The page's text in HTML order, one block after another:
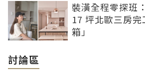
裝潢全程零探班
17 坪北歐三房
箱」
討論區